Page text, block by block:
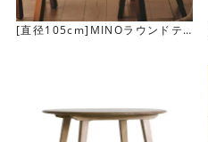
してくれるテーブルです。
[直径105cm]MINOラウンドテ